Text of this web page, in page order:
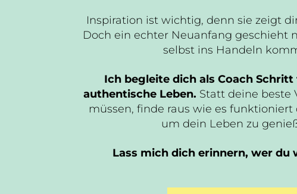
Inspiration ist wichtig, denn sie zeigt
Doch ein echter Neuanfang geschieht
selbst ins Handeln
Ich begleite dich als Coach
authentische Leben. Statt deine beste
müssen, finde raus wie es funktioniert
um dein Leben zu
Lass mich dich erinnern, wer du